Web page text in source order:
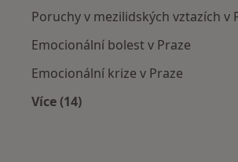
Poruchy v mezilidských vztazích v
Emocionální bolest v Praze
Emocionální krize v Praze
Více (14)